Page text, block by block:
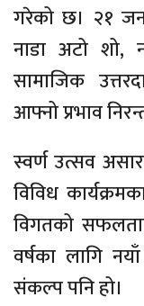
गरेको छ। २१
नाडा अटो शो,
सामाजिक
आफ्नो प्रभाव
स्वर्ण उत्सव
विविध
विगतको
वर्षका लागि
संकल्प पनि हो।